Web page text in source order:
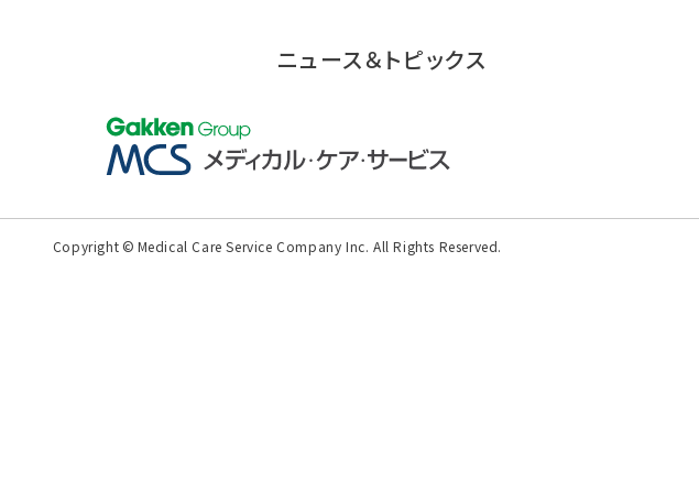
ニュース＆トピックス
Copyright © Medical Care Service Company Inc.All Rights Reserved.